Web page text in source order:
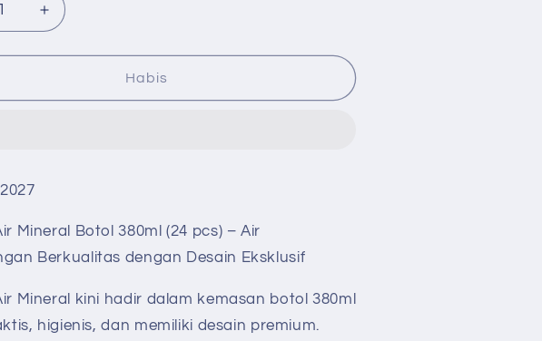
Tambah
jumlah
untuk
Air
Air
Pegunungan
dengan
Desain
Eksklusif
Habis
Mineral Botol 380ml (24 pcs) – Air
Berkualitas dengan Desain Eksklusif
Mineral kini hadir dalam kemasan botol 380ml
higienis, dan memiliki desain premium.